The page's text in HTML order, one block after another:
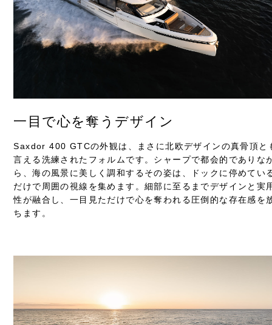
一目で心を奪うデザイン
Saxdor 400 GTCの外観は、まさに北欧デザインの真骨頂と
言える洗練されたフォルムです。シャープで都会的でありな
ら、海の風景に美しく調和するその姿は、ドックに停めてい
だけで周囲の視線を集めます。細部に至るまでデザインと実
性が融合し、一目見ただけで心を奪われる圧倒的な存在感を
ちます。